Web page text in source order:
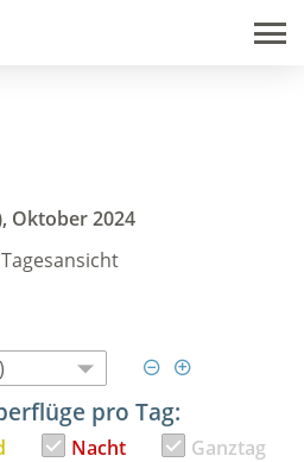
Oktober 2024
Tagesansicht


pro Tag:
Nacht Ganztag